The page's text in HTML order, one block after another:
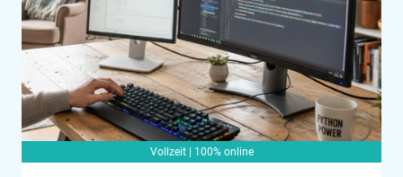
Vollzeit | 100% online